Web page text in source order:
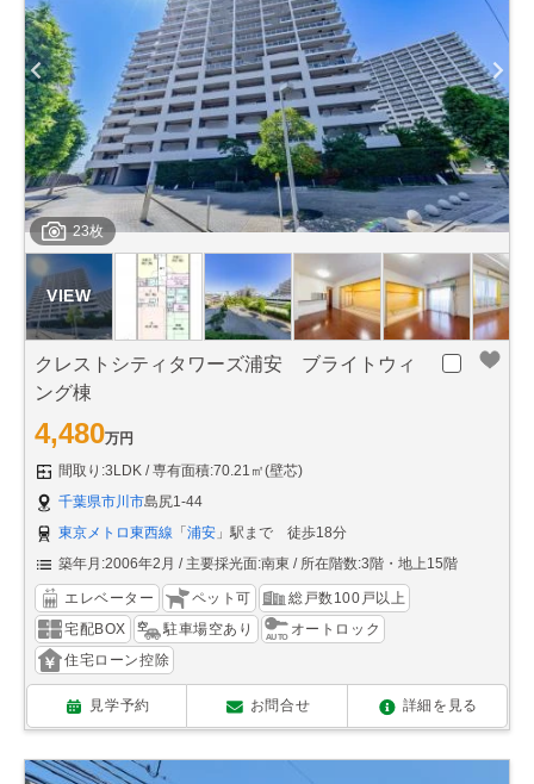
23枚
クレストシティタワーズ浦安 ブライトウィ
ング棟
4,480万円
間取り:3LDK
専有面積:70.21㎡(壁芯)
千葉県市川市島尻1-44
東京メトロ東西線 「 浦安 」駅まで 徒歩18分
築年月:2006年2月
主要採光面:南東 所在階数:3階・地上15階
エレベーター ペット可
総戸数100戸以上
宅配BOX
駐車場空あり
オートロック
住宅ローン控除
見学予約 お問合せ 詳細を見る